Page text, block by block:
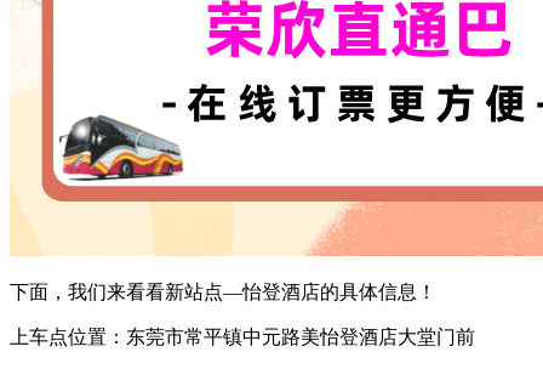
下面，我们来看看新站点—怡登酒店的具体信息！
上车点位置：东莞市常平镇中元路美怡登酒店大堂门前